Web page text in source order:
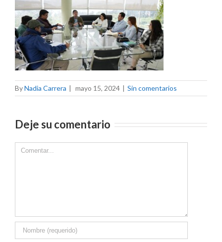
ByNadia Carrera | mayo 15, 2024 | Sin comentarios
Deje su comentario
Comment